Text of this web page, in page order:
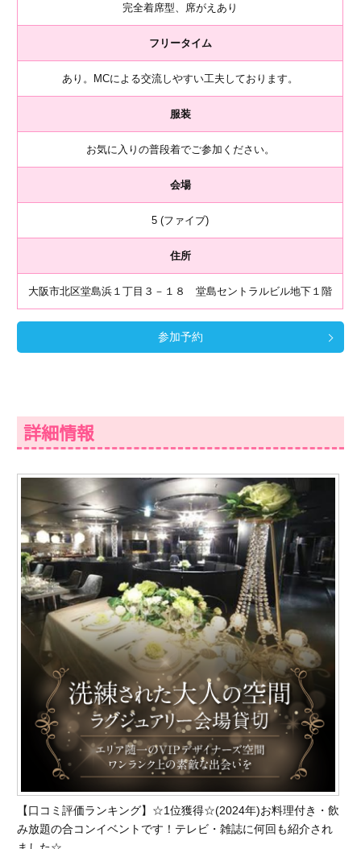
完全着席型、席がえあり
フリータイム
あり。MCによる交流しやすい工夫しております。
服装
お気に入りの普段着でご参加ください。
会場
5 (ファイブ)
住所
大阪市北区堂島浜１丁目３－１８ 堂島セントラルビル地下１階
参加予約
詳細情報
【口コミ評価ランキング】☆1位獲得☆(2024年)お料理付き・飲
み放題の合コンイベントです！テレビ・雑誌に何回も紹介され